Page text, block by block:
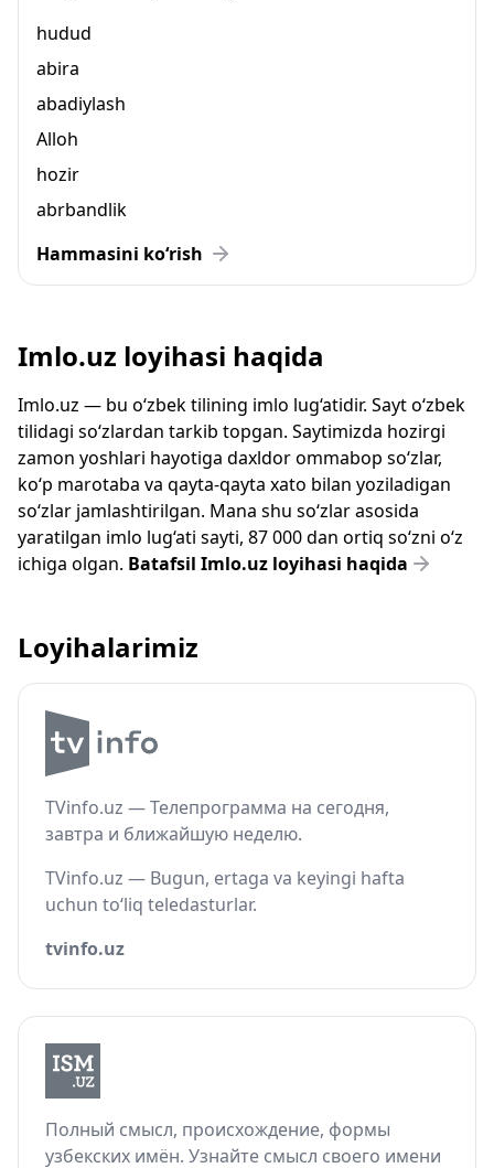
hudud
abira
abadiylash
Alloh
hozir
abrbandlik
Hammasini ko‘rish
Imlo.uz loyihasi haqida
Imlo.uz — bu o‘zbek tilining imlo lug‘atidir. Sayt o‘zbek
tilidagi so‘zlardan tarkib topgan. Saytimizda hozirgi
zamon yoshlari hayotiga daxldor ommabop so‘zlar,
ko‘p marotaba va qayta-qayta xato bilan yoziladigan
so‘zlar jamlashtirilgan. Mana shu so‘zlar asosida
yaratilgan imlo lug‘ati sayti, 87 000 dan ortiq so‘zni o‘z
ichiga olgan. Batafsil Imlo.uz loyihasi haqida
Loyihalarimiz
TVinfo.uz — Телепрограмма на сегодня,
завтра и ближайшую неделю.
TVinfo.uz — Bugun, ertaga va keyingi hafta
uchun to‘liq teledasturlar.
tvinfo.uz
Полный смысл, происхождение, формы
узбекских имён. Узнайте смысл своего имени